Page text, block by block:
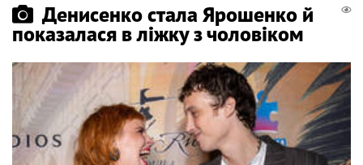
Денисенко стала Ярошенко й
показалася в ліжку з чоловіком